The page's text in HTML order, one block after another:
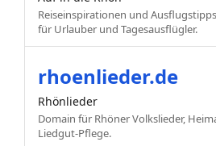
Reiseinspirationen und
für Urlauber und Tagesausflügler.
rhoenlieder.de
Rhönlieder
Domain für Rhöner Volkslieder,
Liedgut-Pflege.